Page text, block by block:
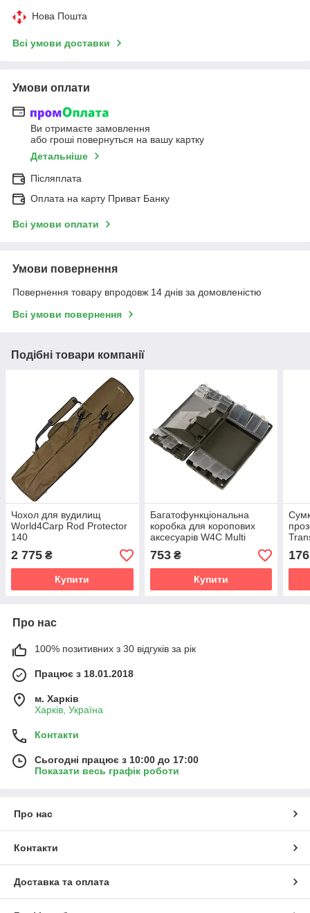
Нова Пошта
Всі умови доставки
Умови оплати
Ви отримаєте замовлення
або гроші повернуться на вашу картку
Детальніше
Післяплата
Оплата на карту Приват Банку
Всі умови оплати
Умови повернення
Повернення товару впродовж 14 днів за домовленістю
Всі умови повернення
Подібні товари компанії
Чохол для вудилищ
World4Carp Rod Protector
140
2 775 ₴
Купити
Багатофункціональна
коробка для коропових
аксесуарів W4C Multi
Storage Tackle Box
753₴
Купити
176
Про нас
100% позитивних з 30 відгуків за рік
Працює з 18.01.2018
м. Харків
Харків, Україна
Контакти
Сьогодні працює з 10:00 до 17:00
Показати весь графік роботи
Про нас
Контакти
Доставка та оплата